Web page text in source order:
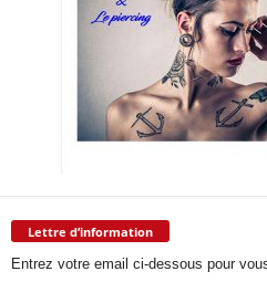
Lettre d’information
Entrez votre email ci-dessous pour